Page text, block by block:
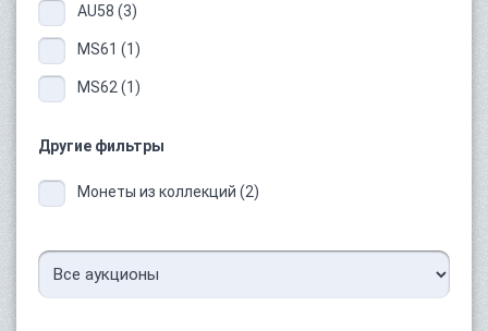
AU58 (3)
MS61 (1)
MS62 (1)
Другие фильтры
Монеты из коллекций (2)